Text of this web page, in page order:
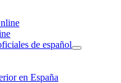
de español
en España